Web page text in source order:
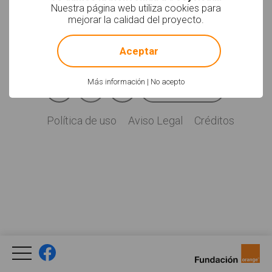
Soyvisual.org es un
Fundación Orange.
Social
FacebookYouTubeTwitter
Newsletter
Política de uso Aviso Legal Créditos
Nuestra página web utiliza cookies para
mejorar la calidad del proyecto.
Más información | No acepto
! Not valid!
Aceptar